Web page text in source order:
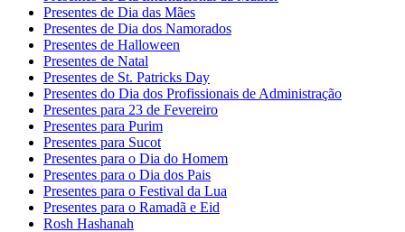
Presentes de Dia das Mães
Presentes de Dia dos Namorados
Presentes de Halloween
Presentes de Natal
Presentes de St. Patricks Day
Presentes do Dia dos Profissionais de Administração
Presentes para 23 de Fevereiro
Presentes para Purim
Presentes para Sucot
Presentes para o Dia do Homem
Presentes para o Dia dos Pais
Presentes para o Festival da Lua
Presentes para o Ramadã e Eid
Rosh Hashanah